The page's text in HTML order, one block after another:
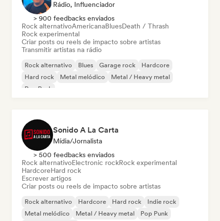
Rádio, Influenciador
> 900 feedbacks enviados
Rock alternativoAmericanaBluesDeath / Thrash
Rock experimental
Criar posts ou reels de impacto sobre artistas
Transmitir artistas na rádio
Rock alternativo Blues Garage rock
Hardcore
Hard rock
Metal melódico
Metal / Heavy metal
Pop Punk
Sonido A La Carta
Mídia/Jornalista
> 500 feedbacks enviados
Rock alternativoElectronic rockRock experimental
HardcoreHard rock
Escrever artigos
Criar posts ou reels de impacto sobre artistas
Rock alternativo Hardcore Hard rock
Indie rock
Metal melódico
Metal / Heavy metal Pop Punk